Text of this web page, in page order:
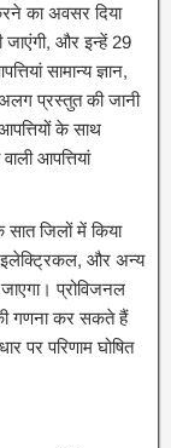
का अवसर दिया
जाएंगी, और इन्हें 29
सामान्य ज्ञान,
प्रस्तुत की जानी
के साथ
आपत्तियां
जिलों में किया
इलेक्ट्रिकल, और अन्य
प्रोविजनल
गणना कर सकते हैं
पर परिणाम घोषित